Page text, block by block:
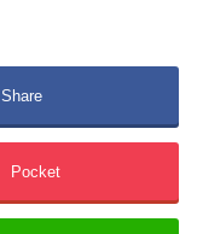
Share
Pocket